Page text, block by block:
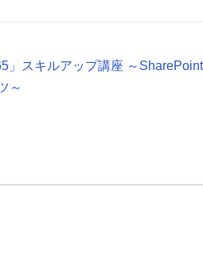
」スキルアップ講座 ～
～